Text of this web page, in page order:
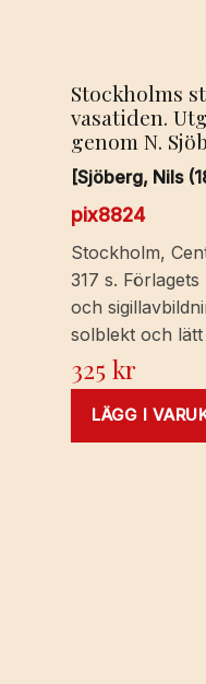
Stockholms
vasatiden.
genom N.
[Sjöberg, Nils
pix8824
Stockholm,
317 s.
och
solblekt och
325kr
LÄGG I